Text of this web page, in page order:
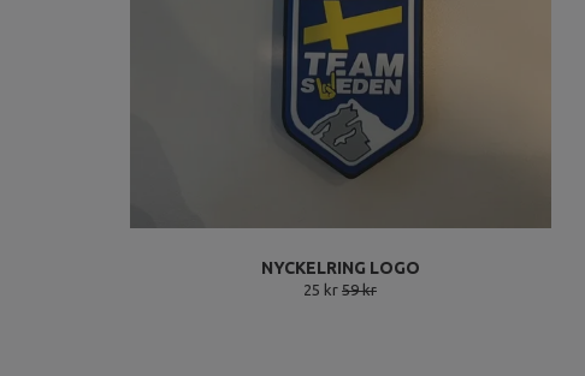
NYCKELRING LOGO
25 kr 59 kr